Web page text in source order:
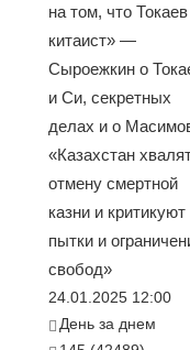
на том, что
китаист» —
Сыроежкин о
и Си, секретных
делах и о
«Казахстан
отмену смертной
казни и критикуют
пытки и
свобод»
24.01.2025 12:00
День за днем